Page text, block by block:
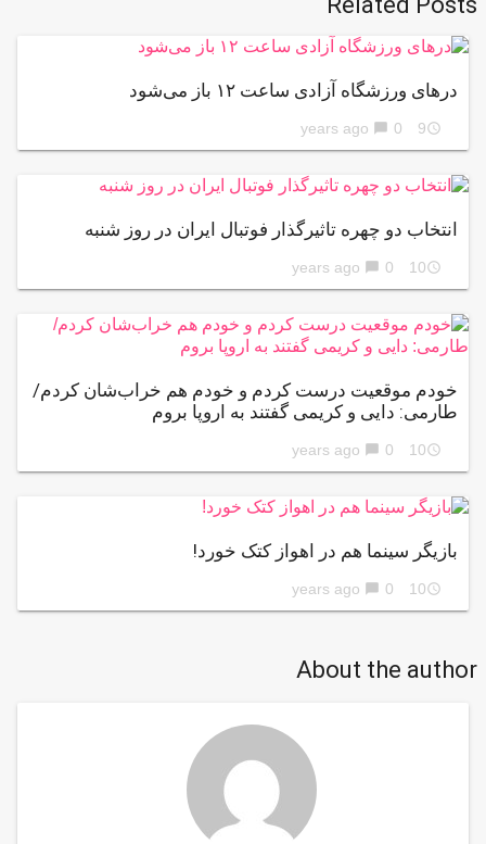
درهای ورزشگاه آزادی ساعت ۱۲ باز می‌شود
access_time
9 years ago
chat_bubble 0
انتخاب دو چهره تاثیرگذار فوتبال ایران در روز شنبه
access_time
10 years ago
chat_bubble 0
خودم موقعیت درست کردم و خودم هم خراب‌شان کردم/
طارمی: دایی و کریمی گفتند به اروپا بروم
access_time
10 years ago
chat_bubble 0
بازیگر سینما هم در اهواز کتک خورد!
access_time
10 years ago
chat_bubble 0
About the author